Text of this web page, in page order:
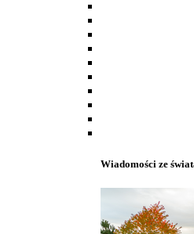
Wiadomości ze